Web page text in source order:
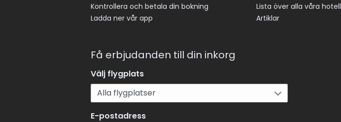
Kontrollera och betala din bokning
Ladda ner vår app
Lista över alla våra hotell
Artiklar
Få erbjudanden till din inkorg
Välj flygplats
E-postadress